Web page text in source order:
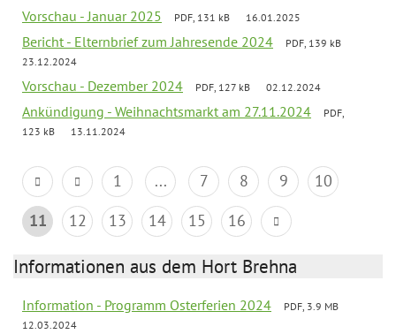
Vorschau - Januar 2025 PDF, 131 kB 16.01.2025
Bericht - Elternbrief zum Jahresende 2024
PDF, 139 kB
23.12.2024
Vorschau - Dezember 2024 PDF, 127 kB 02.12.2024
Ankündigung - Weihnachtsmarkt am 27.11.2024
PDF,
123 kB
13.11.2024
1 ... 7 8 9
10
11
12 13 14 15 16
Informationen aus dem Hort Brehna
Information - Programm Osterferien 2024
PDF, 3.9 MB
12.03.2024